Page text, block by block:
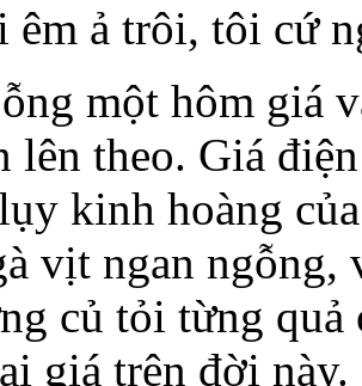
êm ả trôi, tôi cứ
một hôm giá
lên theo. Giá
kinh hoàng
vịt ngan ngỗng,
củ tỏi từng quả
giá trên đời